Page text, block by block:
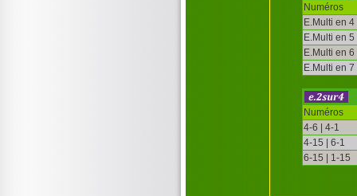
Numéros
E.Multi en 4
E.Multi en 5
E.Multi en 6
E.Multi en 7
Numéros
4-6 | 4-1
4-15 | 6-1
6-15 | 1-15